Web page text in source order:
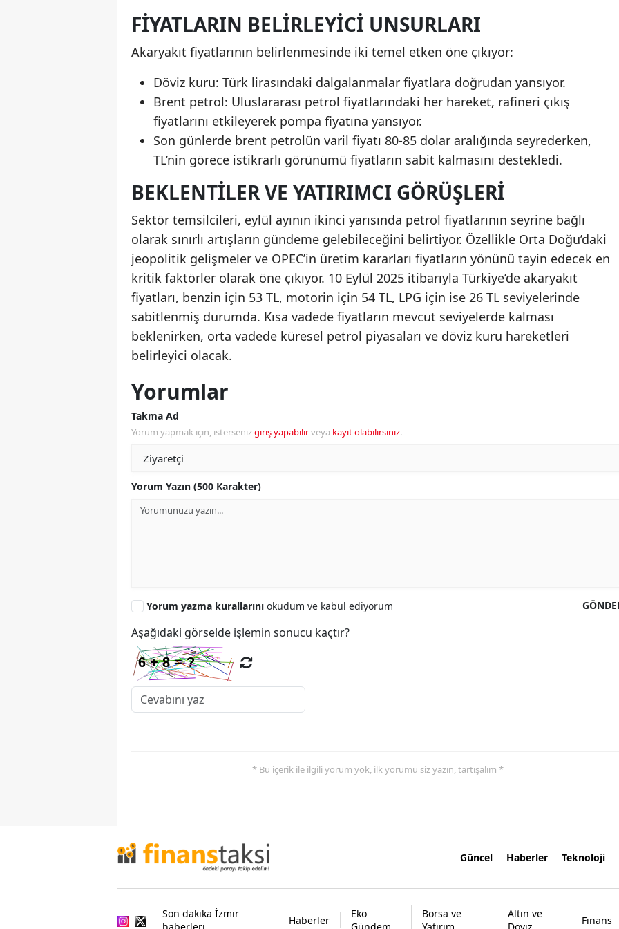
FIYATLARIN BELIRLEYICI UNSURLARI
Akaryakıt fiyatlarının belirlenmesinde iki temel etken öne çıkıyor:
Döviz kuru: Türk lirasındaki dalgalanmalar fiyatlara doğrudan yansıyor.
Brent petrol: Uluslararası petrol fiyatlarındaki her hareket, rafineri çıkış
fiyatlarını etkileyerek pompa fiyatına yansıyor.
Son günlerde brent petrolün varil fiyatı 80-85 dolar aralığında seyrederken,
TL’nin görece istikrarlı görünümü fiyatların sabit kalmasını destekledi.
BEKLENTILER VE YATIRIMCI GÖRÜŞLERI
Sektör temsilcileri, eylül ayının ikinci yarısında petrol fiyatlarının seyrine bağlı
olarak sınırlı artışların gündeme gelebileceğini belirtiyor. Özellikle Orta Doğu’daki
jeopolitik gelişmeler ve OPEC’in üretim kararları fiyatların yönünü tayin edecek en
kritik faktörler olarak öne çıkıyor. 10 Eylül 2025 itibarıyla Türkiye’de akaryakıt
fiyatları, benzin için 53 TL, motorin için 54 TL, LPG için ise 26 TL seviyelerinde
sabitlenmiş durumda. Kısa vadede fiyatların mevcut seviyelerde kalması
beklenirken, orta vadede küresel petrol piyasaları ve döviz kuru hareketleri
belirleyici olacak.
Yorumlar
Takma Ad
Yorum yapmak için, istersenizgiriş yapabilirveya kayıt olabilirsiniz.
Yorum Yazın (500 Karakter)
Yorum yazma kurallarını okudum ve kabul ediyorum
Aşağıdaki görselde işlemin sonucu kaçtır?
* Bu içerik ile ilgili yorum yok, ilk yorumu siz yazın, tartışalım *
Güncel Haberler Teknoloji
Son dakika İzmir
Haberler
Eko
Borsa ve
Altın ve
Finans